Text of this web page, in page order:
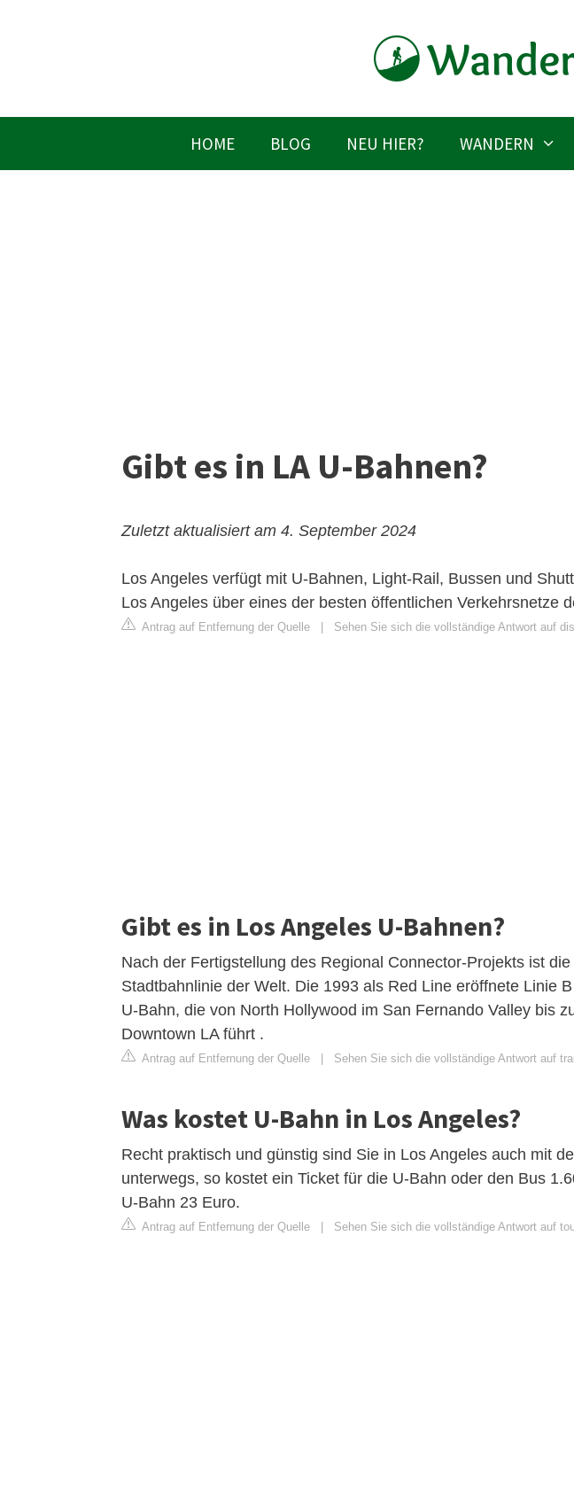
HOME BLOG NEU HIER? WANDERN
Gibt es in LA U-Bahnen?
Zuletzt aktualisiert am 4. September 2024
Los Angeles verfügt mit U-Bahnen, Light-Rail, Bussen und
Los Angeles über eines der besten öffentlichen Verkehrsnetze
Antrag auf Entfernung der Quelle Sehen Sie sich die vollständige Antwort auf
Gibt es in Los Angeles U-Bahnen?
Nach der Fertigstellung des Regional Connector-Projekts ist
Stadtbahnlinie der Welt. Die 1993 als Red Line eröffnete Linie
U-Bahn, die von North Hollywood im San Fernando Valley bis
Downtown LA führt .
Antrag auf Entfernung der Quelle Sehen Sie sich die vollständige Antwort auf
Was kostet U-Bahn in Los Angeles?
Recht praktisch und günstig sind Sie in Los Angeles auch mit
unterwegs, so kostet ein Ticket für die U-Bahn oder den Bus
U-Bahn 23 Euro.
Antrag auf Entfernung der Quelle Sehen Sie sich die vollständige Antwort auf